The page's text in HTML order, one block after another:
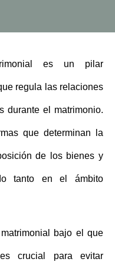
es un pilar
regula las relaciones
durante el matrimonio.
que determinan la
de los bienes y
tanto en el ámbito
bajo el que
crucial para evitar